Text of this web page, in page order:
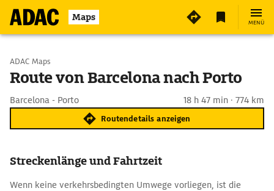
Maps MENÜ
Start wählen
ADAC Maps
Route von Barcelona nach Porto
Barcelona - Porto 18 h 47 min · 774 km
Routendetails anzeigen
Streckenlänge und Fahrtzeit
Wenn keine verkehrsbedingten Umwege vorliegen, ist die